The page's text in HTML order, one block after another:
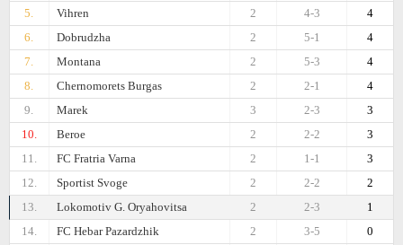
5.
Vihren 4
4-3
2
6.
Dobrudzha 4
5-1
2
7.
Montana 4
5-3
2
8.
Chernomorets Burgas 4
2-1
2
9.
Marek 3
2-3
3
10.
Beroe 3
2-2
2
11.
FC Fratria Varna 3
1-1
2
12.
Sportist Svoge 2
2-2
2
13.
Lokomotiv G. Oryahovitsa 1
2-3
2
14.
FC Hebar Pazardzhik 0
3-5
2